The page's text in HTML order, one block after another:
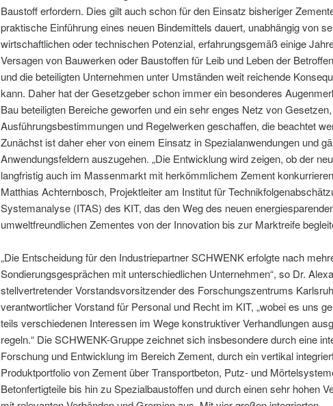
Baustoff erfordern. Dies gilt auch schon für den Einsatz bisheriger
praktische Einführung eines neuen Bindemittels dauert, unabhängig von
wirtschaftlichen oder technischen Potenzial, erfahrungsgemäß einige
Versagen von Bauwerken oder Baustoffen für Leib und Leben der
und die beteiligten Unternehmen unter Umständen weit reichende
kann. Daher hat der Gesetzgeber schon immer ein besonderes
Bau beteiligten Bereiche geworfen und ein sehr enges Netz von Gesetzen,
Ausführungsbestimmungen und Regelwerken geschaffen, die beachtet
Zunächst ist daher eher von einem Einsatz in Spezialanwendungen und
Anwendungsfeldern auszugehen. „Die Entwicklung wird zeigen, ob der
langfristig auch im Massenmarkt mit herkömmlichem Zement
Matthias Achternbosch, Projektleiter am Institut für
Systemanalyse (ITAS) des KIT, das den Weg des neuen
umweltfreundlichen Zementes von der Innovation bis zur Marktreife
„Die Entscheidung für den Industriepartner SCHWENK erfolgte nach
Sondierungsgesprächen mit unterschiedlichen Unternehmen“, so Dr.
stellvertretender Vorstandsvorsitzender des Forschungszentrums
verantwortlicher Vorstand für Personal und Recht im KIT, „wobei es uns
teils verschiedenen Interessen im Wege konstruktiver Verhandlungen
regeln.“ Die SCHWENK-Gruppe zeichnet sich insbesondere durch eine
Forschung und Entwicklung im Bereich Zement, durch ein vertikal
Produktportfolio von Zement über Transportbeton, Putz- und
Betonfertigteile bis hin zu Spezialbaustoffen und durch einen sehr hohen